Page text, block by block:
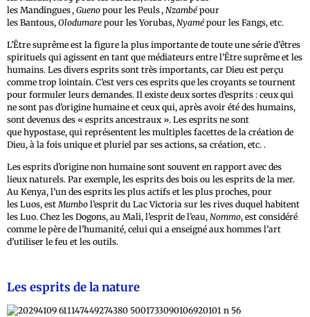
les Mandingues, Gueno pour les Peuls, Nzambépour
les Bantous, Olodumare pour les Yorubas, Nyamépour les Fangs, etc.
L’Être suprême est la figure la plus importante de toute une série d’êtres
spirituels qui agissent en tant que médiateurs entre l’Être suprême et les
humains. Les divers esprits sont très importants, car Dieu est perçu
comme trop lointain. C’est vers ces esprits que les croyants se tournent
pour formuler leurs demandes. Il existe deux sortes d’esprits : ceux qui
ne sont pas d’origine humaine et ceux qui, après avoir été des humains,
sont devenus des « esprits ancestraux ». Les esprits ne sont
que hypostase, qui représentent les multiples facettes de la création de
Dieu, à la fois unique et pluriel par ses actions, sa création, etc. .
Les esprits d’origine non humaine sont souvent en rapport avec des
lieux naturels. Par exemple, les esprits des bois ou les esprits de la mer.
Au Kenya, l’un des esprits les plus actifs et les plus proches, pour
les Luos, estMumbo l’esprit du Lac Victoria sur les rives duquel habitent
les Luo. Chez les Dogons, au Mali, l’esprit de l’eau, Nommo, est considéré
comme le père de l’humanité, celui qui a enseigné aux hommes l’art
d’utiliser le feu et les outils.
Les esprits de la nature